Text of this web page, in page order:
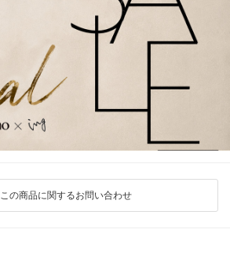
この商品に関するお問い合わせ